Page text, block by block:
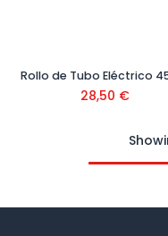
28,50 €